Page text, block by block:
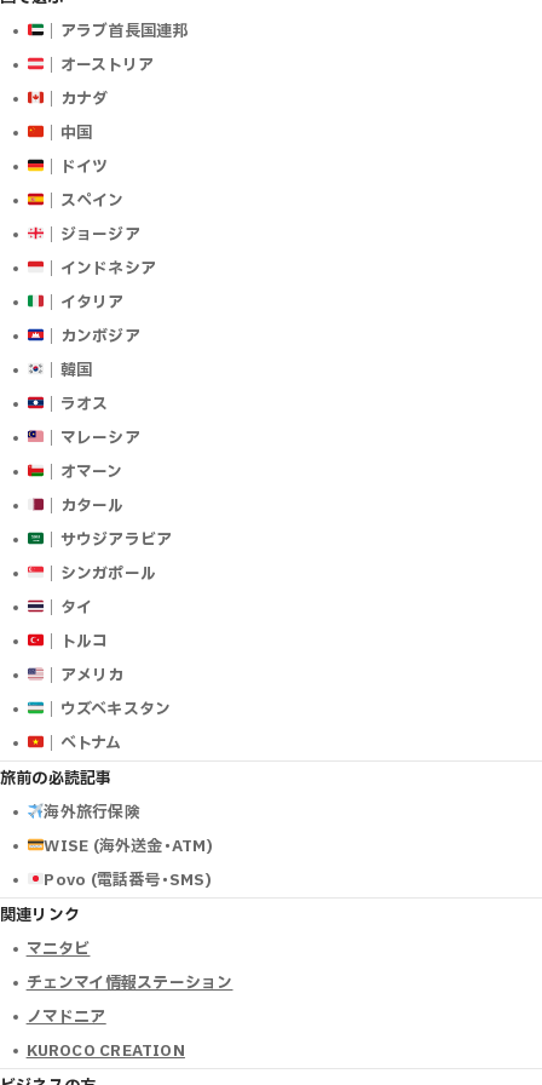
｜アラブ首長国連邦
｜オーストリア
｜カナダ
｜中国
｜ドイツ
｜スペイン
｜ジョージア
｜インドネシア
｜イタリア
｜カンボジア
｜韓国
｜ラオス
｜マレーシア
｜オマーン
｜カタール
｜サウジアラビア
｜シンガポール
｜タイ
｜トルコ
｜アメリカ
｜ウズベキスタン
｜ベトナム
旅前の必読記事
海外旅行保険
WISE (海外送金･ATM)
Povo (電話番号･SMS)
関連リンク
マニタビ
チェンマイ情報ステーション
ノマドニア
KUROCO CREATION